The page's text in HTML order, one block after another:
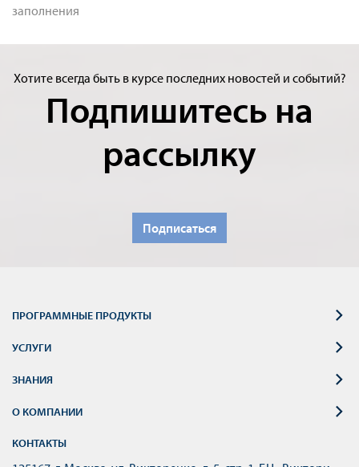
заполнения
Хотите всегда быть в курсе последних новостей и событий?
Подпишитесь на
рассылку
Подписаться
ПРОГРАММНЫЕ ПРОДУКТЫ
УСЛУГИ
ЗНАНИЯ
О КОМПАНИИ
КОНТАКТЫ